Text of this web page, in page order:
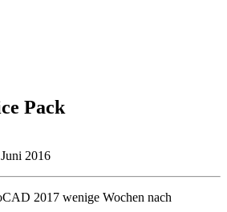
Pack
2016
2017 wenige Wochen nach